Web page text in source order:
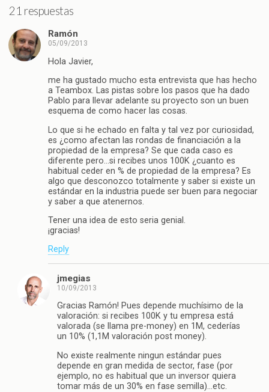
21 respuestas
Ramón
05/09/2013
Hola Javier,
me ha gustado mucho esta entrevista que has hecho
a Teambox. Las pistas sobre los pasos que ha dado
Pablo para llevar adelante su proyecto son un buen
esquema de como hacer las cosas.
Lo que si he echado en falta y tal vez por curiosidad,
es ¿como afectan las rondas de financiación a la
propiedad de la empresa? Se que cada caso es
diferente pero…si recibes unos 100K ¿cuanto es
habitual ceder en % de propiedad de la empresa? Es
algo que desconozco totalmente y saber si existe un
estándar en la industria puede ser buen para negociar
y saber a que atenernos.
Tener una idea de esto seria genial.
¡gracias!
Reply
jmegias
10/09/2013
Gracias Ramón! Pues depende muchísimo de la
valoración: si recibes 100K y tu empresa está
valorada (se llama pre-money) en 1M, cederías
un 10% (1,1M valoración post money).
No existe realmente ningun estándar pues
depende en gran medida de sector, fase (por
ejemplo, no es habitual que un inversor quiera
tomar más de un 30% en fase semilla)…etc.